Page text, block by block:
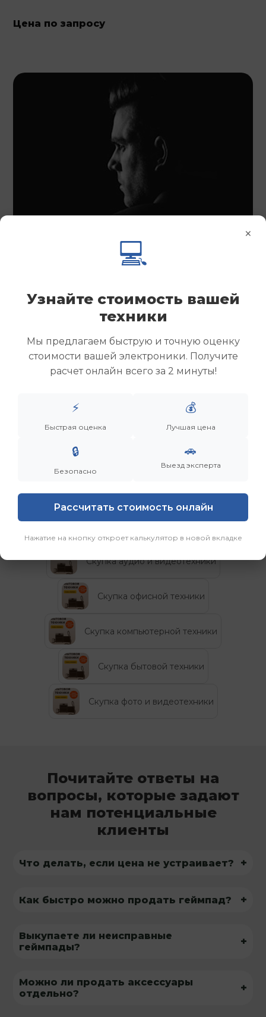
Цена по запросу
Дронов Матвей Викторович
“Мы не скупаем старую технику. Мы даем вещам
вторую жизнь, а их владельцам — новую
возможность.”
Категории
Скупка аудио и видеотехники
Скупка офисной техники
Скупка компьютерной техники
Скупка бытовой техники
Скупка фото и видеотехники
Почитайте ответы на
вопросы, которые задают
нам потенциальные
клиенты
Что делать, если цена не устраивает? +
Как быстро можно продать геймпад? +
Выкупаете ли неисправные
геймпады?
+
Можно ли продать аксессуары
отдельно?
+
×
💻
Узнайте стоимость вашей
техники
Мы предлагаем быструю и точную оценку
стоимости вашей электроники. Получите
расчет онлайн всего за 2 минуты!
⚡
Быстрая оценка
💰
Лучшая цена
🔒
Безопасно
🚗
Выезд эксперта
Рассчитать стоимость онлайн
Нажатие на кнопку откроет калькулятор в новой вкладке